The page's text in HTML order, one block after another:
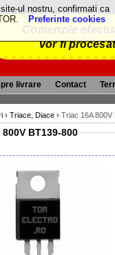
Comenzile
vor fi
livrare Contact
› Triace, Diace › Triac 16A 800V
16A 800V BT139-800
ul nostru, confirmati ca
Preferinte cookies